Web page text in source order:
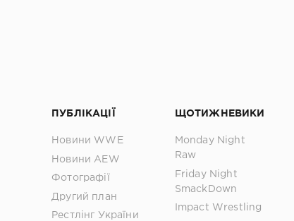
ПУБЛІКАЦІЇ
Новини WWE
Новини AEW
Фотографії
Другий план
Рестлінг України
ЩОТИЖНЕВИКИ
Monday Night
Raw
Friday Night
SmackDown
Impact Wrestling